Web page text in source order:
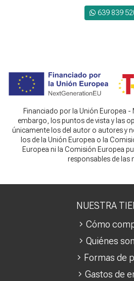
639 839
Financiado por la Unión Europea -
embargo, los puntos de vista y las
únicamente los del autor o autores y
los de la Unión Europea o la
Europea ni la Comisión Europea
responsables de las
NUESTRA
Cómo
Quiénes
Formas de
Gastos de